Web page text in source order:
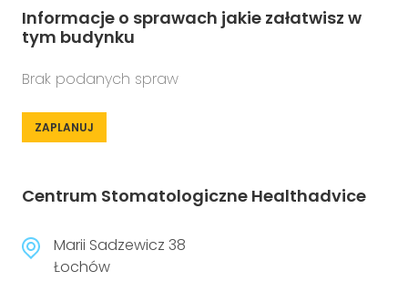
Informacje o sprawach jakie załatwisz w
tym budynku
Brak podanych spraw
ZAPLANUJ
Centrum Stomatologiczne Healthadvice
Marii Sadzewicz 38
Łochów